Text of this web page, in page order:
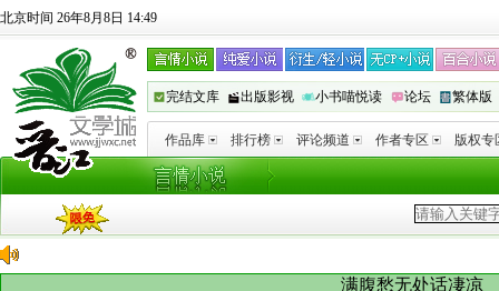
北京时间 26年8月8日 14:49
完结文库 出版影视 小书喵悦读 论坛 繁体版
作品库 排行榜 评论频道 作者专区 版权专
满腹愁无处话凄凉